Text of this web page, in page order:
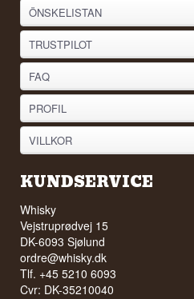
ÖNSKELISTAN
TRUSTPILOT
FAQ
PROFIL
VILLKOR
KUNDSERVICE
Whisky
Vejstruprødvej 15
DK-6093 Sjølund
ordre@whisky.dk
Tlf. +45 5210 6093
Cvr: DK-35210040